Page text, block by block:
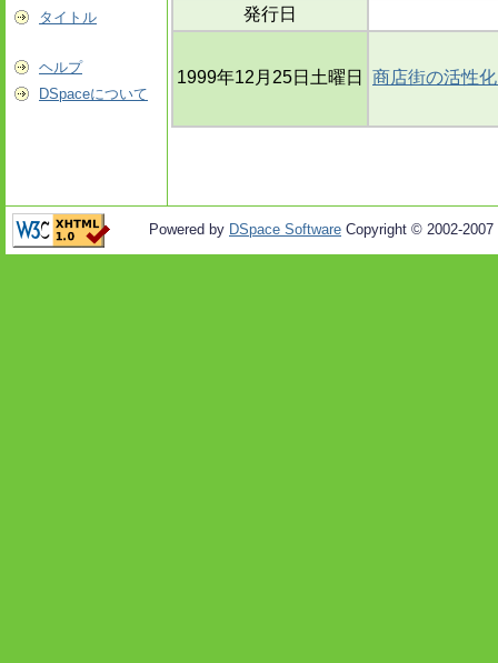
タイトル
ヘルプ
DSpaceについて
発行日
1999年12月25日土曜日 商店街の活性
Powered by DSpace Software Copyright © 2002-2007